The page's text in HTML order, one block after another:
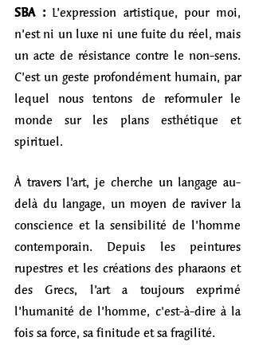
SBA : L’expression artistique, pour moi,
n’est ni un luxe ni une fuite du réel, mais
un acte de résistance contre le non-sens.
C’est un geste profondément humain, par
lequel nous tentons de reformuler le
monde sur les plans esthétique et
spirituel.
À travers l’art, je cherche un langage au-
delà du langage, un moyen de raviver la
conscience et la sensibilité de l’homme
contemporain. Depuis les peintures
rupestres et les créations des pharaons et
des Grecs, l’art a toujours exprimé
l’humanité de l’homme, c'est-à-dire à la
fois sa force, sa finitude et sa fragilité.